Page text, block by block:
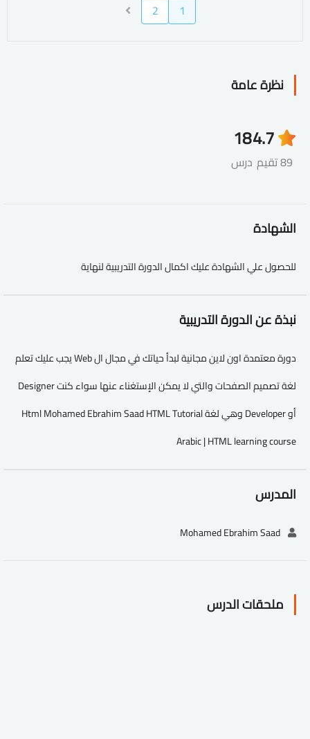
1
2
نظرة عامة
4.7
89 تقيم
18
درس
الشهادة
للحصول علي الشهادة عليك اكمال الدورة التدريبية لنهاية
نبذة عن الدورة التدريبية
دورة معتمدة اون لاين مجانية لبدأ حياتك في مجال ال Web يجب عليك تعلم
لغة تصميم الصفحات والتي لا يمكن الإستغناء عنها سواء كنت Designer
أو Developer وهي لغة Html Mohamed Ebrahim Saad HTML Tutorial
Arabic | HTML learning course
المدرس
ملحقات الدرس